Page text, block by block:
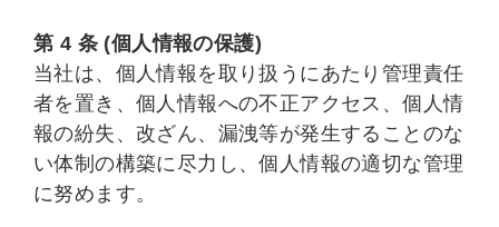
第 4 条 (個人情報の保護)
当社は、個人情報を取り扱うにあたり管理責任
者を置き、個人情報への不正アクセス、個人情
報の紛失、改ざん、漏洩等が発生することのな
い体制の構築に尽力し、個人情報の適切な管理
に努めます。